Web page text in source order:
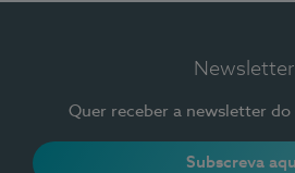
Newsletter
Quer receber a newsletter do
Subscreva